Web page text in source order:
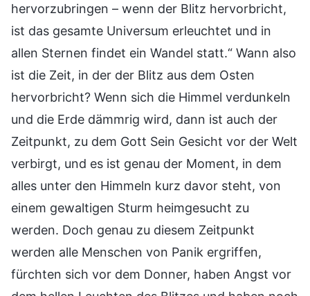
hervorzubringen – wenn der Blitz hervorbricht,
ist das gesamte Universum erleuchtet und in
allen Sternen findet ein Wandel statt.“ Wann also
ist die Zeit, in der der Blitz aus dem Osten
hervorbricht? Wenn sich die Himmel verdunkeln
und die Erde dämmrig wird, dann ist auch der
Zeitpunkt, zu dem Gott Sein Gesicht vor der Welt
verbirgt, und es ist genau der Moment, in dem
alles unter den Himmeln kurz davor steht, von
einem gewaltigen Sturm heimgesucht zu
werden. Doch genau zu diesem Zeitpunkt
werden alle Menschen von Panik ergriffen,
fürchten sich vor dem Donner, haben Angst vor